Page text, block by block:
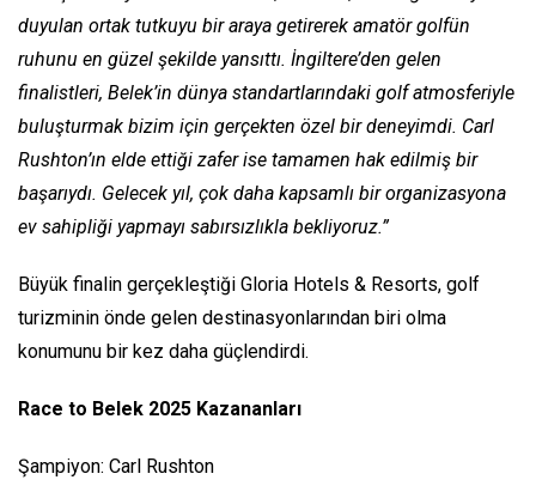
duyulan ortak tutkuyu bir araya getirerek amatör golfün
ruhunu en güzel şekilde yansıttı. İngiltere’den gelen
finalistleri, Belek’in dünya standartlarındaki golf atmosferiyle
buluşturmak bizim için gerçekten özel bir deneyimdi. Carl
Rushton’ın elde ettiği zafer ise tamamen hak edilmiş bir
başarıydı. Gelecek yıl, çok daha kapsamlı bir organizasyona
ev sahipliği yapmayı sabırsızlıkla bekliyoruz.”
Büyük finalin gerçekleştiği Gloria Hotels & Resorts, golf
turizminin önde gelen destinasyonlarından biri olma
konumunu bir kez daha güçlendirdi.
Race to Belek 2025 Kazananları
Şampiyon: Carl Rushton